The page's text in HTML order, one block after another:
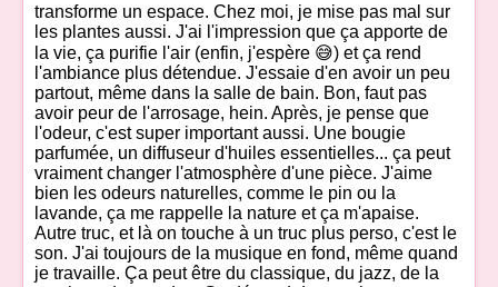
transforme un espace. Chez moi, je mise pas mal sur
les plantes aussi. J'ai l'impression que ça apporte de
la vie, ça purifie l'air (enfin, j'espère 😅) et ça rend
l'ambiance plus détendue. J'essaie d'en avoir un peu
partout, même dans la salle de bain. Bon, faut pas
avoir peur de l'arrosage, hein. Après, je pense que
l'odeur, c'est super important aussi. Une bougie
parfumée, un diffuseur d'huiles essentielles... ça peut
vraiment changer l'atmosphère d'une pièce. J'aime
bien les odeurs naturelles, comme le pin ou la
lavande, ça me rappelle la nature et ça m'apaise.
Autre truc, et là on touche à un truc plus perso, c'est le
son. J'ai toujours de la musique en fond, même quand
je travaille. Ça peut être du classique, du jazz, de la